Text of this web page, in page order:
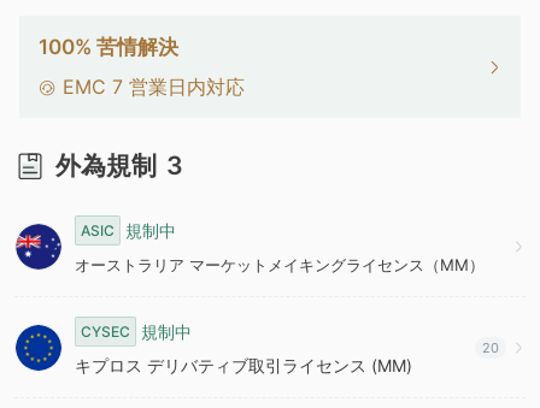
8
100% 苦情解決
EMC 7 営業日内対応
外為規制 3
ASIC 規制中
オーストラリア マーケットメイキングライセンス（MM）
CYSEC
規制中
キプロス デリバティブ取引ライセンス (MM)
20